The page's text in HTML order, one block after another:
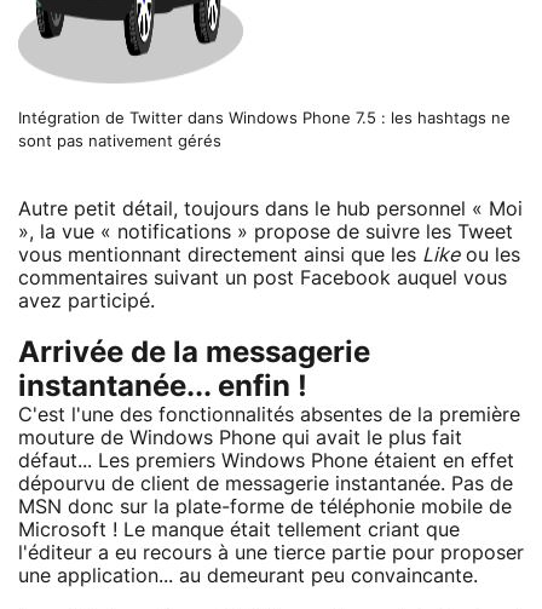
Intégration de Twitter dans Windows Phone 7.5 : les hashtags ne
sont pas nativement gérés
Autre petit détail, toujours dans le hub personnel « Moi
», la vue « notifications » propose de suivre les Tweet
vous mentionnant directement ainsi que les Likeou les
commentaires suivant un post Facebook auquel vous
avez participé.
Arrivée de la messagerie
instantanée... enfin !
C'est l'une des fonctionnalités absentes de la première
mouture de Windows Phone qui avait le plus fait
défaut... Les premiers Windows Phone étaient en effet
dépourvu de client de messagerie instantanée. Pas de
MSN donc sur la plate-forme de téléphonie mobile de
Microsoft ! Le manque était tellement criant que
l'éditeur a eu recours à une tierce partie pour proposer
une application... au demeurant peu convaincante.